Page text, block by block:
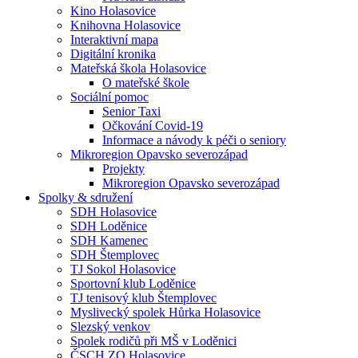
Kino Holasovice
Knihovna Holasovice
Interaktivní mapa
Digitální kronika
Mateřská škola Holasovice
O mateřské škole
Sociální pomoc
Senior Taxi
Očkování Covid-19
Informace a návody k péči o seniory
Mikroregion Opavsko severozápad
Projekty
Mikroregion Opavsko severozápad
Spolky & sdružení
SDH Holasovice
SDH Loděnice
SDH Kamenec
SDH Štemplovec
TJ Sokol Holasovice
Sportovní klub Loděnice
TJ tenisový klub Štemplovec
Myslivecký spolek Hůrka Holasovice
Slezský venkov
Spolek rodičů při MŠ v Loděnici
ČSCH ZO Holasovice